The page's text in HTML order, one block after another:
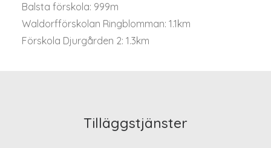
Balsta förskola: 999m
Waldorfförskolan Ringblomman: 1.1km
Förskola Djurgården 2: 1.3km
Tilläggstjänster